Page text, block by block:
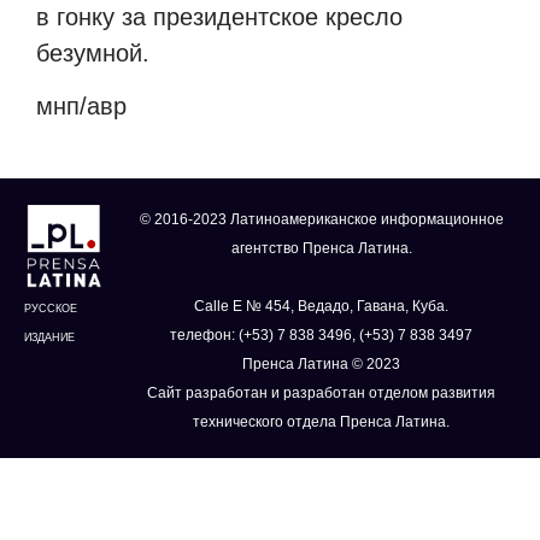
в гонку за президентское кресло
безумной.
мнп/авр
РУССКОЕ
ИЗДАНИЕ
© 2016-2023 Латиноамериканское информационное
агентство Пренса Латина.
Calle E № 454, Ведадо, Гавана, Куба.
телефон: (+53) 7 838 3496, (+53) 7 838 3497
Пренса Латина © 2023
Сайт разработан и разработан отделом развития
технического отдела Пренса Латина.